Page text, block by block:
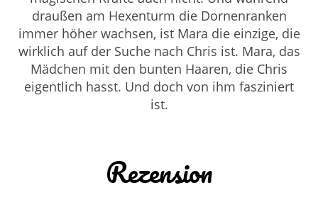
draußen am Hexenturm die Dornenranken
immer höher wachsen, ist Mara die einzige, die
wirklich auf der Suche nach Chris ist. Mara, das
Mädchen mit den bunten Haaren, die Chris
eigentlich hasst. Und doch von ihm fasziniert
ist.
Rezension